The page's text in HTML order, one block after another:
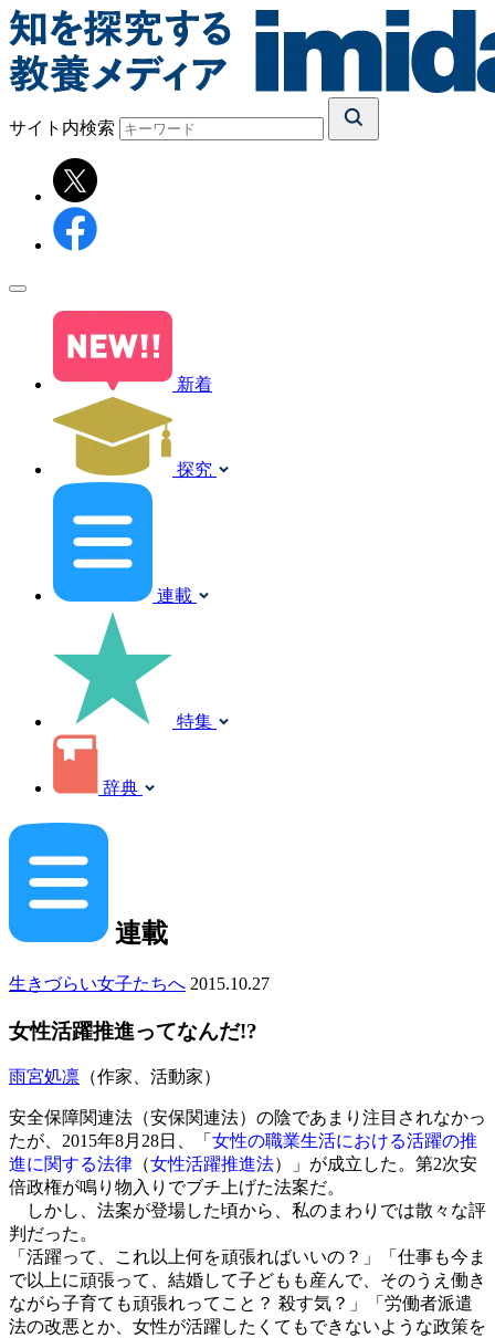
サイト内検索
新着
探究
連載
特集
辞典
連載
生きづらい女子たちへ 2015.10.27
女性活躍推進ってなんだ!?
雨宮処凛 （作家、活動家）
安全保障関連法（安保関連法）の陰であまり注目されなかっ
たが、2015年8月28日、「 女性の職業生活における活躍の推
進に関する法律 （女性活躍推進法）」が成立した。第2次安
倍政権が鳴り物入りでブチ上げた法案だ。
しかし、法案が登場した頃から、私のまわりでは散々な評
判だった。
「活躍って、これ以上何を頑張ればいいの？」「仕事も今ま
で以上に頑張って、結婚して子どもも産んで、そのうえ働き
ながら子育ても頑張れってこと？ 殺す気？」「労働者派遣
法の改悪とか、女性が活躍したくてもできないような政策を